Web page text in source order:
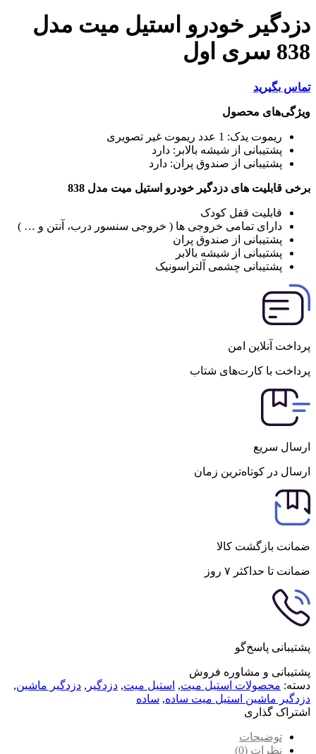
دزدگیر خودرو استیل میت مدل
838 سری اول
تماس بگیرید
ویژگی‌های محصول
ریموت یدک: 1 عدد ریموت غیر تصویری
پشتیبانی از شیشه بالابر: دارد
پشتیبانی از صندوق پران: دارد
برخی قابلیت های دزدگیر خودرو استیل میت مدل 838
قابلیت قفل کودک
دارای تمامی خروجی ها ( خروجی سنسور درب، آنتن و … )
پشتیبانی از صندوق پران
پشتیبانی از شیشه بالابر
پشتیبانی چشمی آلتراسونیک
پرداخت آنلاین امن
پرداخت با کارت‌های شتاب
ارسال سریع
ارسال در کوتاه‌ترین زمان
ضمانت بازگشت کالا
ضمانت تا حداکثر ۷ روز
پشتیبانی پاسخ‌گو
پشتیبانی و مشاوره فروش
دسته: محصولات استیل میت, استیل میت, دزدگیر , دزدگیر ماشین,
دزدگیر ماشین استیل میت ساده, ساده
اشتراک گذاری
توضیحات
نظرات (0)